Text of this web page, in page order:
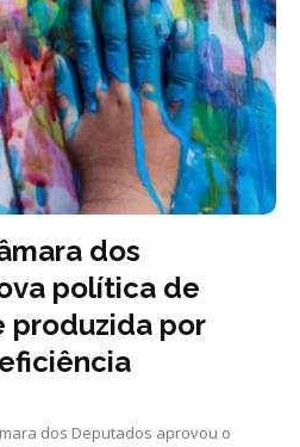
dos
política de
produzida por
dos Deputados aprovou o